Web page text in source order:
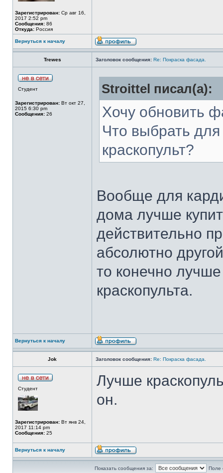
Зарегистрирован: Ср авг 16,
2017 2:52 pm
Сообщения: 86
Откуда: Россия
Вернуться к началу
Trewes Заголовок сообщения: Re: Покраска фасада.
Студент
Зарегистрирован: Вт окт 27,
2015 6:30 pm
Сообщения: 26
Stroittel писал(а):
Хочу обновить
Что выбрать
краскопульт?
Вообще для
дома лучше
действительно
абсолютно
то конечно
краскопульта.
Вернуться к началу
Jok Заголовок сообщения: Re: Покраска фасада.
Студент
Зарегистрирован: Вт янв 24,
2017 11:14 pm
Сообщения: 25
Лучше
он.
Вернуться к началу
Показать сообщения за: Поле